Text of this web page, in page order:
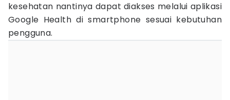
kesehatan nantinya dapat diakses melalui aplikasi
Google Health di smartphone sesuai kebutuhan
pengguna.